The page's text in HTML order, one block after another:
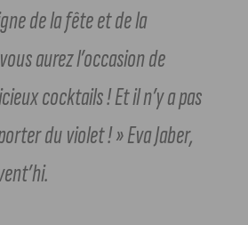
de la fête et de la
aurez l’occasion de
cocktails ! Et il n’y a pas
du violet ! » Eva Jaber,